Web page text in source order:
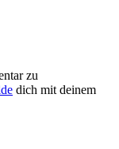
zu
dich mit deinem